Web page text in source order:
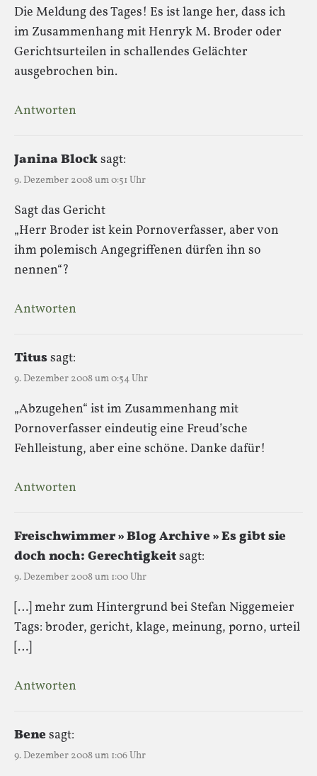
Die Meldung des Tages! Es ist lange her, dass ich
im Zusammenhang mit Henryk M. Broder oder
Gerichtsurteilen in schallendes Gelächter
ausgebrochen bin.
Antworten
Janina Blocksagt:
9. Dezember 2008 um 0:51 Uhr
Sagt das Gericht
„Herr Broder ist kein Pornoverfasser, aber von
ihm polemisch Angegriffenen dürfen ihn so
nennen“?
Antworten
Titussagt:
9. Dezember 2008 um 0:54 Uhr
„Abzugehen“ ist im Zusammenhang mit
Pornoverfasser eindeutig eine Freud’sche
Fehlleistung, aber eine schöne. Danke dafür!
Antworten
Freischwimmer » Blog Archive » Es gibt sie
doch noch: Gerechtigkeitsagt:
9. Dezember 2008 um 1:00 Uhr
[…] mehr zum Hintergrund bei Stefan Niggemeier
Tags: broder, gericht, klage, meinung, porno, urteil
[…]
Antworten
Benesagt:
9. Dezember 2008 um 1:06 Uhr